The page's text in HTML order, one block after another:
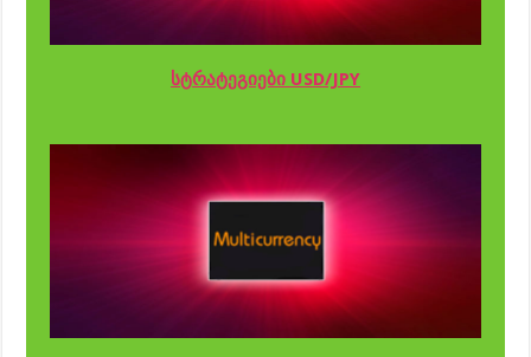
სტრატეგიები USD/JPY